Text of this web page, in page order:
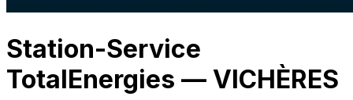
Station-Service
TotalEnergies — VICHÈRES